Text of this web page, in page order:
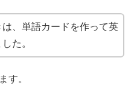
、単語カードを作って英
た。
す。